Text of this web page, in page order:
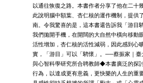
以通往恢復之路。本書作者分享了他在二十
此說明腦中額葉、杏仁核的運作機制，提供
南。令我驚喜的是，這本書還告訴我「游目
我們拋開手機，在開闊的大自然中橫向移動
活性增加，杏仁核的活性減弱，因此感到
實，「游目」可以「騁懷」。──蔡振家｜臺
與心智科學研究所合聘教師◆本書廣泛的探
行為，以達成更有意義，更快樂的人生的重